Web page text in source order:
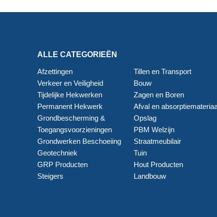
ALLE CATEGORIEËN
Afzettingen
Verkeer en Veiligheid
Tijdelijke Hekwerken
Permanent Hekwerk
Grondbescherming &
Toegangsvoorzieningen
Grondwerken Beschoeiing
Geotechniek
GRP Producten
Steigers
Tillen en Transport
Bouw
Zagen en Boren
Afval en
Opslag
PBM Welzijn
Straatmeubilair
Tuin
Hout Producten
Landbouw